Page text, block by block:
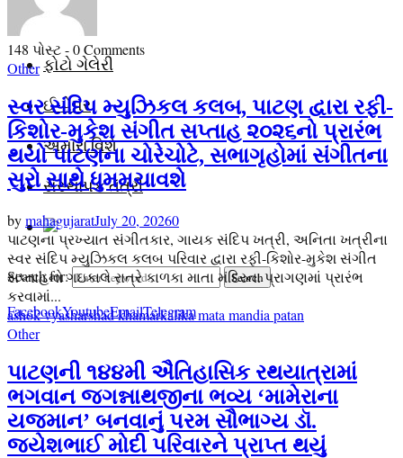
વિડિયો
ફોટો ગેલેરી
ઈ-પેપર
અમારા વિશે
સંસ્થાપક તંત્રી
Search for: Search
FacebookYoutubeEmailTelegram
148 પોસ્ટ-0 Comments
Other
સ્વર સંદિપ મ્યુઝિકલ કલબ, પાટણ દ્વારા રફી-
કિશોર-મુકેશ સંગીત સપ્તાહ ૨૦૨૬નો પ્રારંભ
થયો પાટણના ચોરેચોટે, સભાગૃહોમાં સંગીતના
સુરો સાથે ધુમમચાવશે
bymahagujaratJuly 20, 20260
પાટણના પ્રખ્યાત સંગીતકાર, ગાયક સંદિપ ખત્રી, અનિતા ખત્રીના
સ્વર સંદિપ મ્યુઝિકલ કલબ પરિવાર દ્વારા રફી-કિશોર-મુકેશ સંગીત
સપ્તાહનો ગઇકાલે રાત્રે કાળકા માતા મંદિરના પ્રાગણમાં પ્રારંભ
કરવામાં...
ashok vyasharshad khamarkalika mata mandia patan
Other
પાટણની ૧૪૪મી ઐતિહાસિક રથયાત્રામાં
ભગવાન જગન્નાથજીના ભવ્ય ‘મામેરાના
યજમાન’ બનવાનું પરમ સૌભાગ્ય ડૉ.
જયેશભાઈ મોદી પરિવારને પ્રાપ્ત થયું